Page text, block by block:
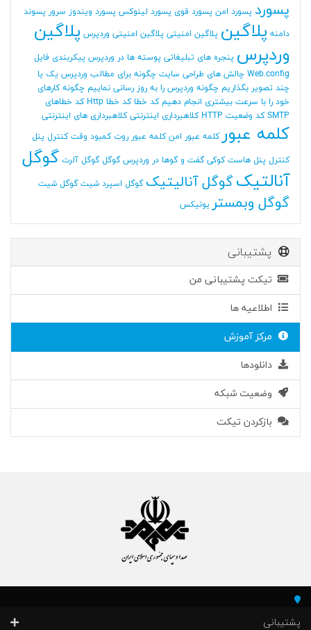
پسورد پسورد امن پسورد قوی پسورد لینوکس پسورد ویندوز سرور پسوند
دامنه پلاگین پلاگین امنیتی پلاگین امنیتی وردپرس پلاگین
وردپرس پنجره های تبلیغاتی پوسته ها در وردپرس پیکربندی فایل
Web.config چالش های طراحی سایت چگونه برای مطالب وردپرس یک یا
چند تصویر بگذاریم چگونه وردپرس را به روز رسانی نماییم چگونه کارهای
خود را با سرعت بیشتری انجام دهیم کد خطا کد خطا Http
کد خطاهای
SMTP کد وضعیت HTTP کلاهبرداری اینترنتی کلاهبرداری های اینترنتی
کلمه عبور کلمه عبور امن کلمه عبور روت کمبود وقت کنترل پنل
کنترل پنل هاست کوکی گفت و گوها در وردپرس گوگل گوگل آلرت گوگل
آنالتیکگوگل آنالیتیک گوگل اسپرد شیت گوگل شیت
گوگل وبمستر یونیکس
پشتیبانی
تیکت پشتیبانی من
اطلاعیه ها
مرکز آموزش
دانلودها
وضعیت شبکه
بازکردن تیکت
پشتیبانی